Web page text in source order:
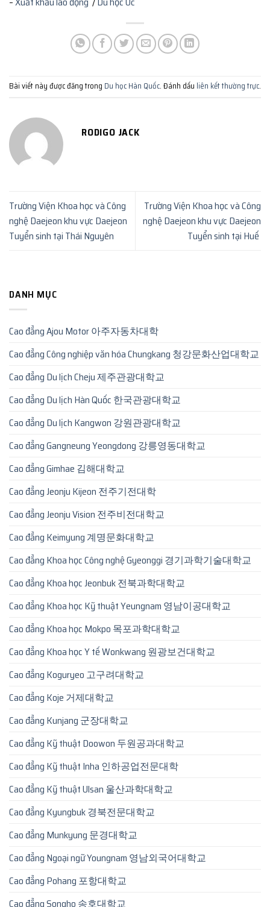
Bài viết này được đăng trong Du học Hàn Quốc. Đánh dấu liên kết thường trực.
RODIGO JACK
Trường Viện Khoa học và Công
nghệ Daejeon khu vực Daejeon
Tuyển sinh tại Thái Nguyên
Trường Viện Khoa học và Công
nghệ Daejeon khu vực Daejeon
Tuyển sinh tại Huế
DANH MỤC
Cao đẳng Ajou Motor 아주자동차대학
Cao đẳng Công nghiệp văn hóa Chungkang 청강문화산업대학교
Cao đẳng Du lịch Cheju 제주관광대학교
Cao đẳng Du lịch Hàn Quốc 한국관광대학교
Cao đẳng Du lịch Kangwon 강원관광대학교
Cao đẳng Gangneung Yeongdong 강릉영동대학교
Cao đẳng Gimhae 김해대학교
Cao đẳng Jeonju Kijeon 전주기전대학
Cao đẳng Jeonju Vision 전주비전대학교
Cao đẳng Keimyung 계명문화대학교
Cao đẳng Khoa học Công nghệ Gyeonggi 경기과학기술대학교
Cao đẳng Khoa học Jeonbuk 전북과학대학교
Cao đẳng Khoa học Kỹ thuật Yeungnam 영남이공대학교
Cao đẳng Khoa học Mokpo 목포과학대학교
Cao đẳng Khoa học Y tế Wonkwang 원광보건대학교
Cao đẳng Koguryeo 고구려대학교
Cao đẳng Koje 거제대학교
Cao đẳng Kunjang 군장대학교
Cao đẳng Kỹ thuật Doowon 두원공과대학교
Cao đẳng Kỹ thuật Inha 인하공업전문대학
Cao đẳng Kỹ thuật Ulsan 울산과학대학교
Cao đẳng Kyungbuk 경북전문대학교
Cao đẳng Munkyung 문경대학교
Cao đẳng Ngoại ngữ Youngnam 영남외국어대학교
Cao đẳng Pohang 포항대학교
Cao đẳng Songho 송호대학교